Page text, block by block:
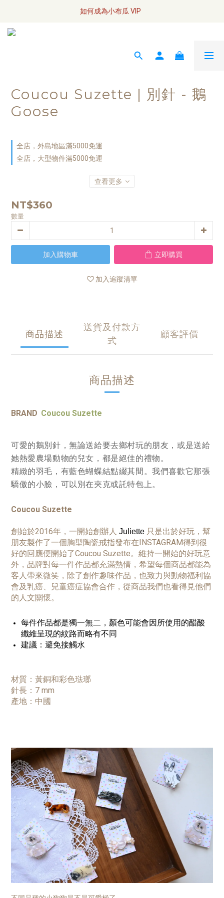
全網訂單將於7/4 開始配送
如何成為小布瓜 VIP
Coucou Suzette | 別針 - 鵝
Goose
全店，外島地區滿5000免運
全店，大型物件滿5000免運
查看更多
NT$360
數量
加入購物車 立即購買
加入追蹤清單
商品描述
送貨及付款方
式
顧客評價
商品描述
BRAND Coucou Suzette
可愛的鵝別針，無論送給要去鄉村玩的朋友，或是送給
她熱愛農場動物的兒女，都是絕佳的禮物。
精緻的羽毛，有藍色蝴蝶結點綴其間。我們喜歡它那張
驕傲的小臉，可以別在夾克或託特包上。
Coucou Suzette
創始於2016年，一開始創辦人 Juliette 只是出於好玩，幫
朋友製作了一個胸型陶瓷戒指發布在INSTAGRAM得到很
好的回應便開始了Coucou Suzette。維持一開始的好玩意
外，品牌對每一件作品都充滿熱情，希望每個商品都能為
客人帶來微笑，除了創作趣味作品，也致力與動物福利協
會及乳癌、兒童癌症協會合作，從商品我們也看得見他們
的人文關懷。
每件作品都是獨一無二，顏色可能會因所使用的醋酸
纖維呈現的紋路而略有不同
建議：避免接觸水
材質：黃銅和彩色琺瑯
針長：7 mm
產地 ： 中國